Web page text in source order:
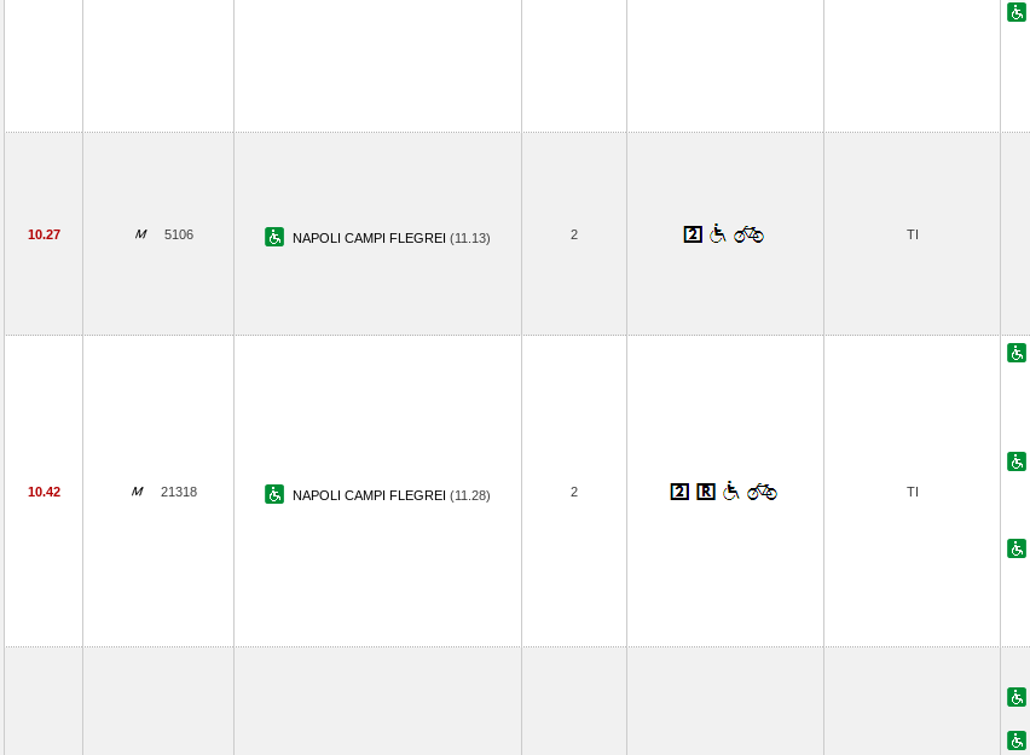
10.27 5106 NAPOLI CAMPI FLEGREI (11.13) 2 TI
10.42 21318 NAPOLI CAMPI FLEGREI (11.28) 2 TI